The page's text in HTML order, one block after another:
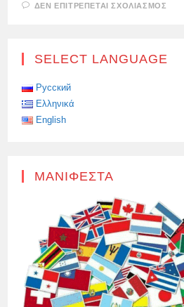
ΔΕΝ ΕΠΙΤΡΈΠΕΤΑΙ ΣΧΟΛΙΑΣΜΌΣ
ΤΟΝ
SELECT LANGUAGE
Русский
Ελληνικά
English
ΜΑΝΙΦΈΣΤΑ